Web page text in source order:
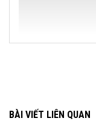
BÀI VIẾT LIÊN QUAN